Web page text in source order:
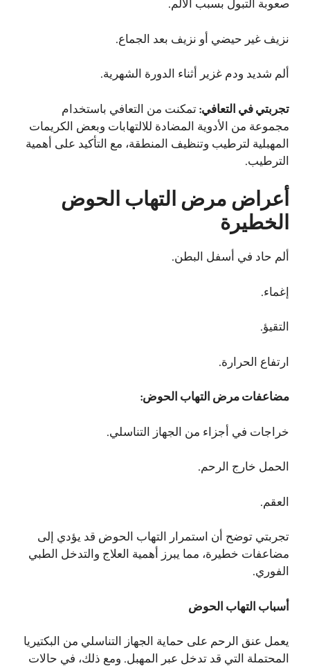
صعوبة التبول بسبب الألم.
نزيف غير حيضي أو نزيف بعد الجماع.
ألم شديد ودم غزير أثناء الدورة الشهرية.
تجربتي في التعافي:تمكنت من التعافي باستخدام
مجموعة من الأدوية المضادة للالتهابات وبعض الكريمات
المهبلية لترطيب وتنظيف المنطقة، مع التأكيد على أهمية
الترطيب.
أعراض مرض التهاب الحوض
الخطيرة
ألم حاد في أسفل البطن.
إغماء.
التقيؤ.
ارتفاع الحرارة.
مضاعفات مرض التهاب الحوض:
خراجات في أجزاء من الجهاز التناسلي.
الحمل خارج الرحم.
العقم.
تجربتي توضح أن استمرار التهاب الحوض قد يؤدي إلى
مضاعفات خطيرة، مما يبرز أهمية العلاج والتدخل الطبي
الفوري.
أسباب التهاب الحوض
يعمل عنق الرحم على حماية الجهاز التناسلي من البكتيريا
المحتملة التي قد تدخل عبر المهبل. ومع ذلك، في حالات